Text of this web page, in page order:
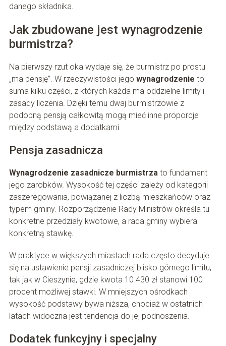
danego składnika.
Jak zbudowane jest wynagrodzenie
burmistrza?
Na pierwszy rzut oka wydaje się, że burmistrz po prostu
„ma pensję”. W rzeczywistości jego wynagrodzenie to
suma kilku części, z których każda ma oddzielne limity i
zasady liczenia. Dzięki temu dwaj burmistrzowie z
podobną pensją całkowitą mogą mieć inne proporcje
między podstawą a dodatkami.
Pensja zasadnicza
Wynagrodzenie zasadnicze burmistrzato fundament
jego zarobków. Wysokość tej części zależy od kategorii
zaszeregowania, powiązanej z liczbą mieszkańców oraz
typem gminy. Rozporządzenie Rady Ministrów określa tu
konkretne przedziały kwotowe, a rada gminy wybiera
konkretną stawkę.
W praktyce w większych miastach rada często decyduje
się na ustawienie pensji zasadniczej blisko górnego limitu,
tak jak w Cieszynie, gdzie kwota 10 430 zł stanowi 100
procent możliwej stawki. W mniejszych ośrodkach
wysokość podstawy bywa niższa, chociaż w ostatnich
latach widoczna jest tendencja do jej podnoszenia.
Dodatek funkcyjny i specjalny